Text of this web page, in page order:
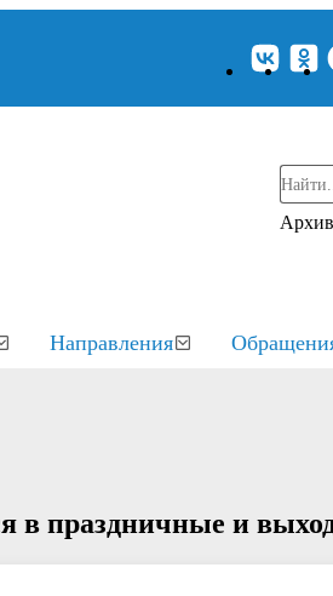
Направления
в праздничные и